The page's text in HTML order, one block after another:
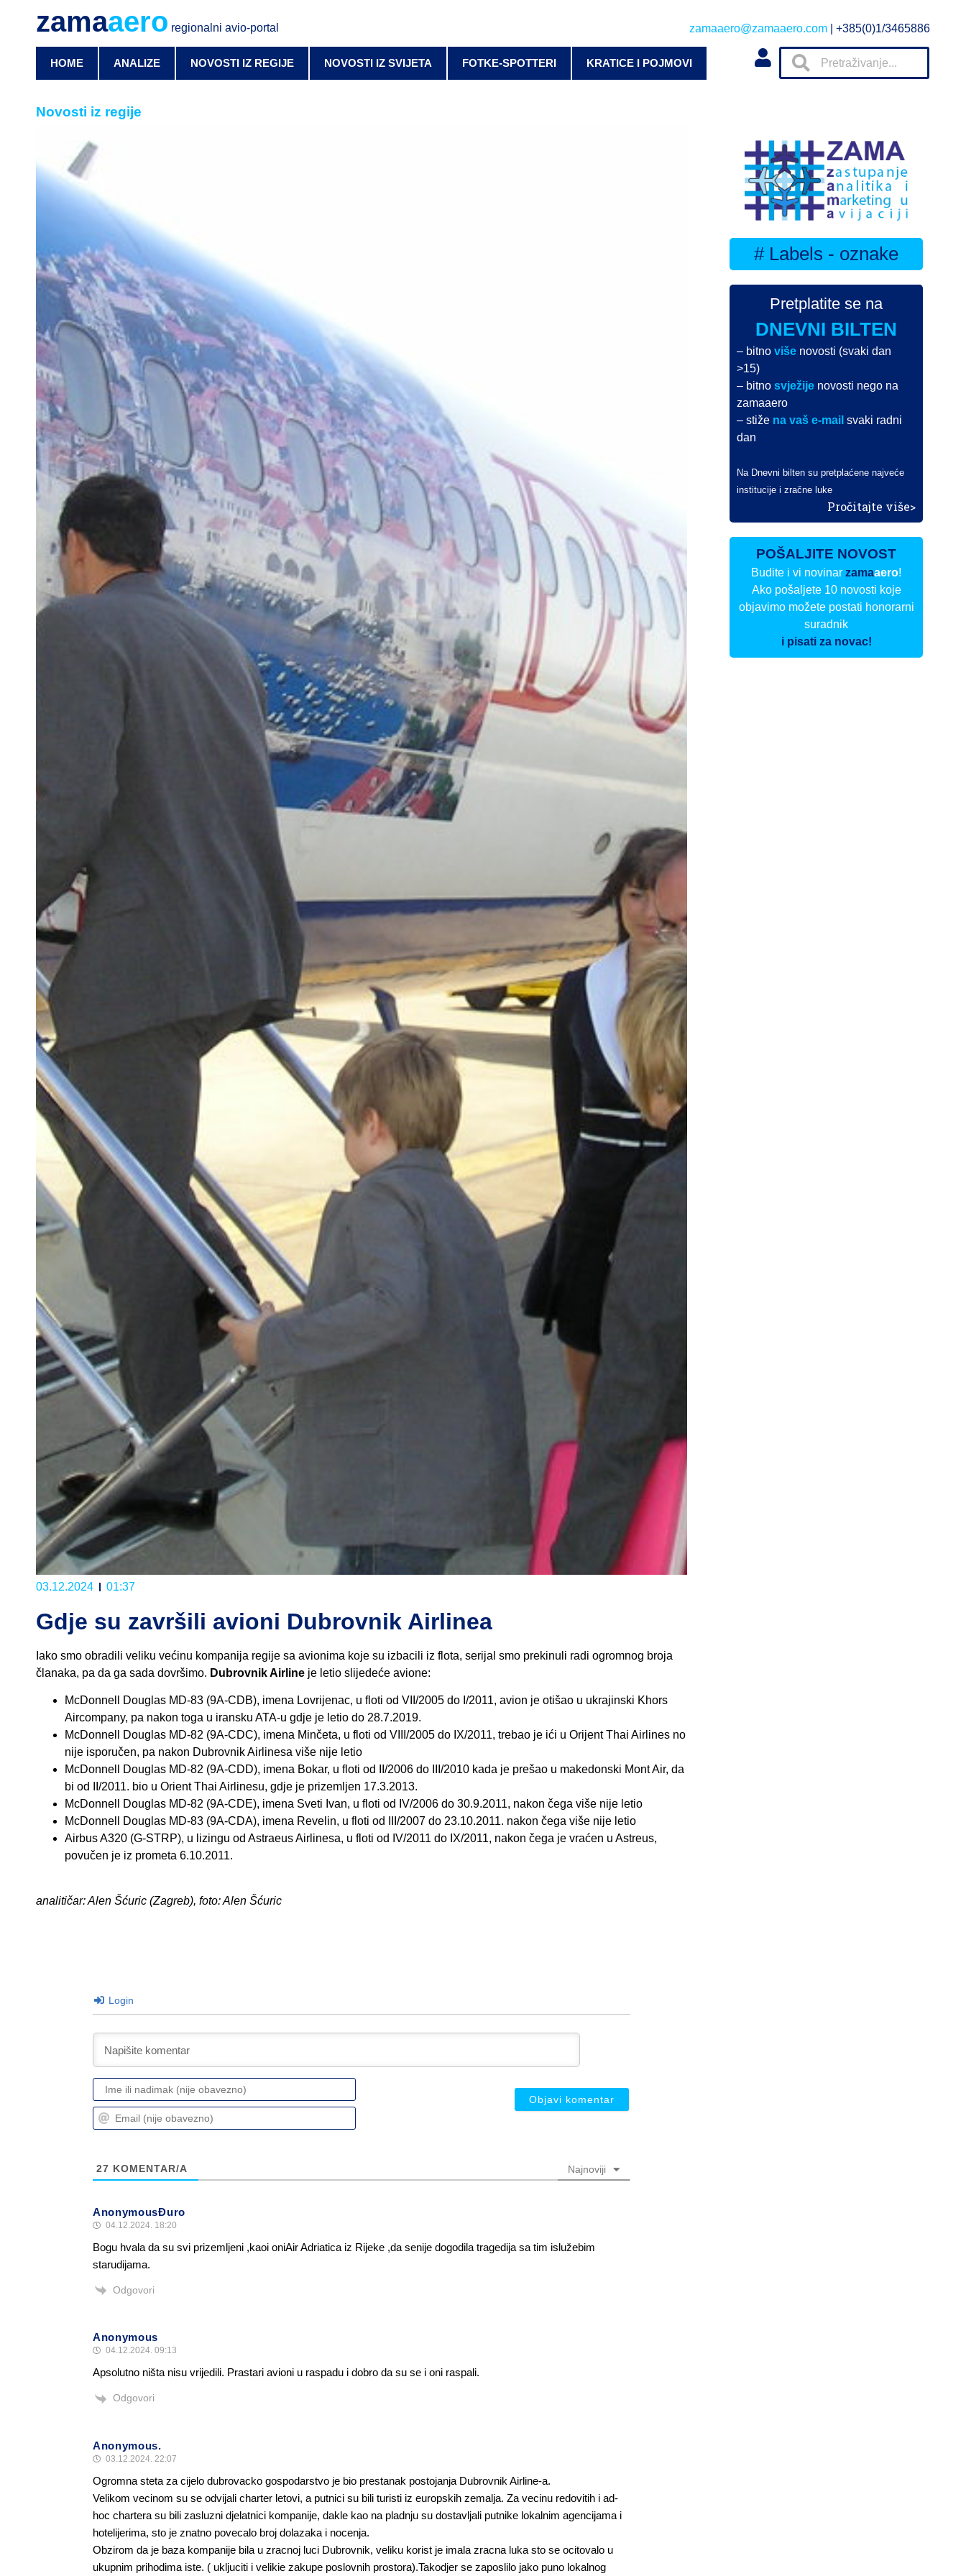
zamaaero regionalni avio-portal zamaaero@zamaaero.com | +385(0)1/3465886
HOME ANALIZE NOVOSTI IZ REGIJE NOVOSTI IZ SVIJETA FOTKE-SPOTTERI KRATICE I POJMOVI
Novosti iz regije
03.12.2024 01:37
Gdje su završili avioni Dubrovnik Airlinea
Iako smo obradili veliku većinu kompanija regije sa avionima koje su izbacili iz flota, serijal smo prekinuli radi ogromnog broja
članaka, pa da ga sada dovršimo. Dubrovnik Airline je letio slijedeće avione:
McDonnell Douglas MD-83 (9A-CDB), imena Lovrijenac, u floti od VII/2005 do I/2011, avion je otišao u ukrajinski Khors
Aircompany, pa nakon toga u iransku ATA-u gdje je letio do 28.7.2019.
McDonnell Douglas MD-82 (9A-CDC), imena Minčeta, u floti od VIII/2005 do IX/2011, trebao je ići u Orijent Thai Airlines no
nije isporučen, pa nakon Dubrovnik Airlinesa više nije letio
McDonnell Douglas MD-82 (9A-CDD), imena Bokar, u floti od II/2006 do III/2010 kada je prešao u makedonski Mont Air, da
bi od II/2011. bio u Orient Thai Airlinesu, gdje je prizemljen 17.3.2013.
McDonnell Douglas MD-82 (9A-CDE), imena Sveti Ivan, u floti od IV/2006 do 30.9.2011, nakon čega više nije letio
McDonnell Douglas MD-83 (9A-CDA), imena Revelin, u floti od III/2007 do 23.10.2011. nakon čega više nije letio
Airbus A320 (G-STRP), u lizingu od Astraeus Airlinesa, u floti od IV/2011 do IX/2011, nakon čega je vraćen u Astreus,
povučen je iz prometa 6.10.2011.
analitičar: Alen Šćuric (Zagreb), foto: Alen Šćuric
Login
Ime
ili
nadimak
Email
(nije
27 KOMENTAR/A Najnoviji
AnonymousĐuro
04.12.2024. 18:20
Bogu hvala da su svi prizemljeni ,kaoi oniAir Adriatica iz Rijeke ,da senije dogodila tragedija sa tim islužebim
starudijama.
Odgovori
Anonymous
04.12.2024. 09:13
Apsolutno ništa nisu vrijedili. Prastari avioni u raspadu i dobro da su se i oni raspali.
Odgovori
Anonymous.
03.12.2024. 22:07
Ogromna steta za cijelo dubrovacko gospodarstvo je bio prestanak postojanja Dubrovnik Airline-a.
Velikom vecinom su se odvijali charter letovi, a putnici su bili turisti iz europskih zemalja. Za vecinu redovitih i ad-
hoc chartera su bili zasluzni djelatnici kompanije, dakle kao na pladnju su dostavljali putnike lokalnim agencijama i
hotelijerima, sto je znatno povecalo broj dolazaka i nocenja.
Obzirom da je baza kompanije bila u zracnoj luci Dubrovnik, veliku korist je imala zracna luka sto se ocitovalo u
ukupnim prihodima iste. ( ukljuciti i velikie zakupe poslovnih prostora).Takodjer se zaposlilo jako puno lokalnog
# Labels - oznake
Pretplatite se na
DNEVNI BILTEN
– bitnoviše novosti (svaki dan
>15)
– bitnosvježije novosti nego na
zamaaero
– stiže na vaš e-mail svaki radni
dan
Na Dnevni bilten su pretplaćene najveće
institucije i zračne luke
Pročitajte više>
POŠALJITE NOVOST
Budite i vi novinarzamaaero!
Ako pošaljete 10 novosti koje
objavimo možete postati honorarni
suradnik
i pisati za novac!